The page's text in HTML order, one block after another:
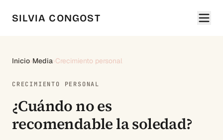
SILVIA CONGOST
Inicio›Media›Crecimiento personal
CRECIMIENTO PERSONAL
¿Cuándo no es
recomendable la soledad?